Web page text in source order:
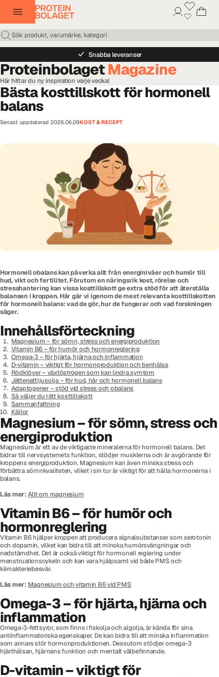
Snabba leveranser
ProteinbolagetMagazine
Här hittar du ny inspiration varje vecka!
Bästa kosttillskott för hormonell
balans
Senast uppdaterad 2026.06.09KOST & RECEPT
Hormonell obalans kan påverka allt från energinivåer och humör till
hud, vikt och fertilitet. Förutom en näringsrik kost, rörelse och
stresshantering kan vissa kosttillskott ge extra stöd för att återställa
balansen i kroppen. Här går vi igenom de mest relevanta kosttillskotten
för hormonell balans: vad de gör, hur de fungerar och vad forskningen
säger.
Innehållsförteckning
Magnesium – för sömn, stress och energiproduktion
Vitamin B6 – för humör och hormonreglering
Omega-3 – för hjärta, hjärna och inflammation
D-vitamin – viktigt för hormonproduktion och benhälsa
Rödklöver – växtöstrogen som kan lindra symtom
Jättenattljusolja – för hud, hår och hormonell balans
Adaptogener – stöd vid stress och obalans
Så väljer du rätt kosttillskott
Sammanfattning
Källor
Magnesium – för sömn, stress och
energiproduktion
Magnesium är ett av de viktigaste mineralerna för hormonell balans. Det
bidrar till nervsystemets funktion, stödjer musklerna och är avgörande för
kroppens energiproduktion. Magnesium kan även minska stress och
förbättra sömnkvaliteten, vilket i sin tur är viktigt för att hålla hormonerna i
balans.
Läs mer: Allt om magnesium
Vitamin B6 – för humör och
hormonreglering
Vitamin B6 hjälper kroppen att producera signalsubstanser som serotonin
och dopamin, vilket kan bidra till att minska humörsvängningar och
nedstämdhet. Det är också viktigt för hormonell reglering under
menstruationscykeln och kan vara hjälpsamt vid både PMS och
klimakteriebesvär.
Läs mer: Magnesium och vitamin B6 vid PMS
Omega-3 – för hjärta, hjärna och
inflammation
Omega-3-fettsyror, som finns i fiskolja och algolja, är kända för sina
antiinflammatoriska egenskaper. De kan bidra till att minska inflammation
som annars stör hormonproduktionen. Dessutom stödjer omega-3
hjärthälsan, hjärnans funktion och mentalt välbefinnande.
D-vitamin – viktigt för